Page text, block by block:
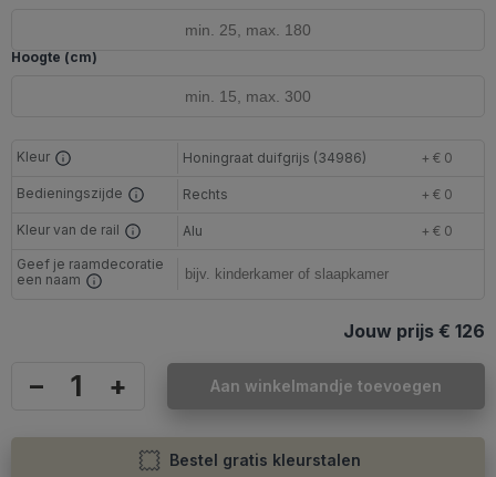
Hoogte (cm)
Kleur Honingraat duifgrijs (34986) + € 0
Bedieningszijde Rechts + € 0
Kleur van de rail Alu
+ € 0
Geef je raamdecoratie
een naam
Jouw prijs € 126
– + Aan winkelmandje toevoegen
Bestel gratis kleurstalen